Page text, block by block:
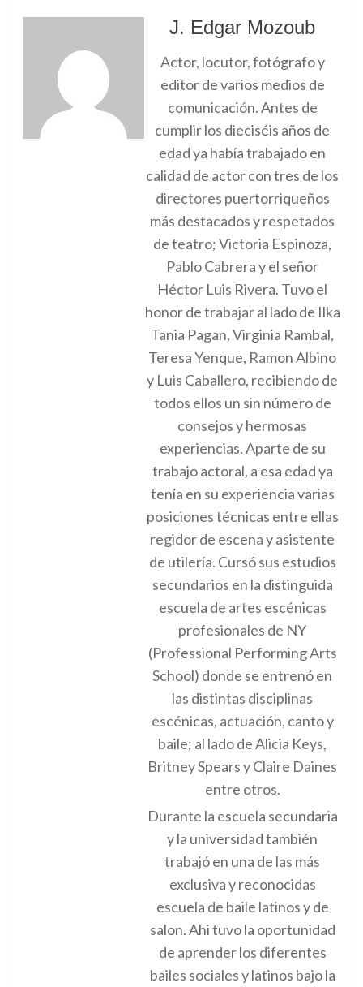
J. Edgar Mozoub
Actor, locutor, fotógrafo y
editor de varios medios de
comunicación. Antes de
cumplir los dieciséis años de
edad ya había trabajado en
calidad de actor con tres de los
directores puertorriqueños
más destacados y respetados
de teatro; Victoria Espinoza,
Pablo Cabrera y el señor
Héctor Luis Rivera. Tuvo el
honor de trabajar al lado de Ilka
Tania Pagan, Virginia Rambal,
Teresa Yenque, Ramon Albino
y Luis Caballero, recibiendo de
todos ellos un sin número de
consejos y hermosas
experiencias. Aparte de su
trabajo actoral, a esa edad ya
tenía en su experiencia varias
posiciones técnicas entre ellas
regidor de escena y asistente
de utilería. Cursó sus estudios
secundarios en la distinguida
escuela de artes escénicas
profesionales de NY
(Professional Performing Arts
School) donde se entrenó en
las distintas disciplinas
escénicas, actuación, canto y
baile; al lado de Alicia Keys,
Britney Spears y Claire Daines
entre otros.
Durante la escuela secundaria
y la universidad también
trabajó en una de las más
exclusiva y reconocidas
escuela de baile latinos y de
salon. Ahi tuvo la oportunidad
de aprender los diferentes
bailes sociales y latinos bajo la